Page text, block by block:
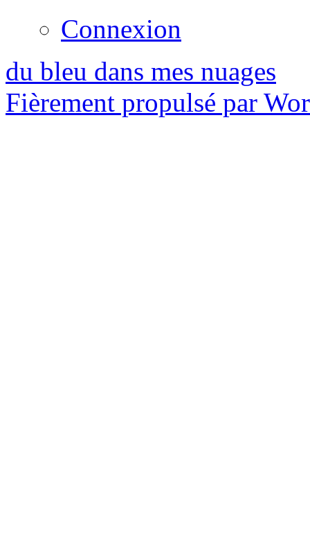
Connexion
du bleu dans mes nuages
Fièrement propulsé par